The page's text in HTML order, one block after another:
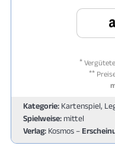
*
**
Kategorie: Kartenspiel,
Spielweise: mittel
Verlag: Kosmos –